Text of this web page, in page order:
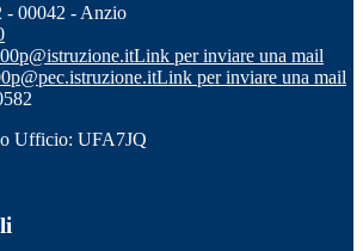
- 00042 - Anzio
Link per inviare una mail
Link per inviare una mail
Ufficio: UFA7JQ